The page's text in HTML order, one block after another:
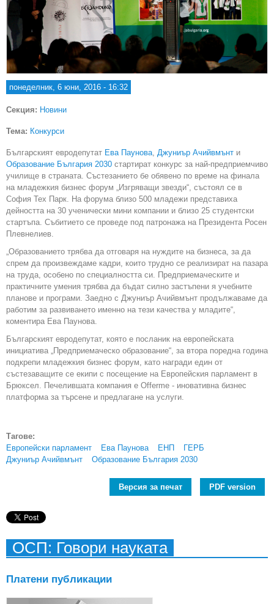
понеделник, 6 юни, 2016 - 16:32
Секция: Новини
Тема: Конкурси
Българският евродепутат Ева Паунова Джуниър Ачийвмънт и
Образование България 2030 стартират конкурс за най-предприемчиво
училище в страната. Състезанието бе обявено по време на финала
на младежкия бизнес форум „Изгряващи звезди“, състоял се в
София Тех Парк. На форума близо 500 младежи представиха
дейността на 30 ученически мини компании и близо 25 студентски
стартъпа. Събитието се проведе под патронажа на Президента Росен
Плевнелиев.
„Образованието трябва да отговаря на нуждите на бизнеса, за да
спрем да произвеждаме кадри, които трудно се реализират на пазара
на труда, особено по специалността си. Предприемаческите и
практичните умения трябва да бъдат силно застъпени я учебните
планове и програми. Заедно с Джуниър Ачийвмънт продължаваме да
работим за развиването именно на тези качества у младите“,
коментира Ева Паунова.
Българският евродепутат, която е посланик на европейската
инициатива „Предприемаческо образование“, за втора поредна година
подкрепи младежкия бизнес форум, като награди един от
състезаващите се екипи с посещение на Европейския парламент в
Брюксел. Печелившата компания е Offerme - иновативна бизнес
платформа за търсене и предлагане на услуги.
Тагове:
Европейски парламент
Ева Паунова ЕНП
ГЕРБ
Джуниър Ачийвмънт
Образование България 2030
Версия за печат PDF version
ОСП: Говори науката
Платени публикации